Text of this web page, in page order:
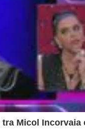
Micol Incorvaia